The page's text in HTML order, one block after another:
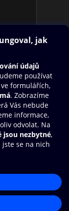
e-knihy a